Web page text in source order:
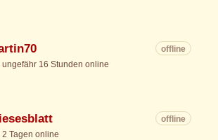
offline
ungefähr 16 Stunden online
offline
2 Tagen online